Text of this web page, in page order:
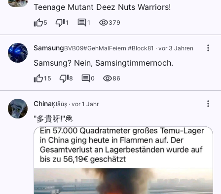
Teenage Mutant Deez Nuts Warriors!
5 1 1 379
SamsungBVB09#GehMalFeiern #Block81 · vor 3 Jahren
Samsung? Nein, Samsingtimmernoch.
15 8 0 86
ChinaĶłåūş · vor 1 Jahr
"多貴呀!"🦧